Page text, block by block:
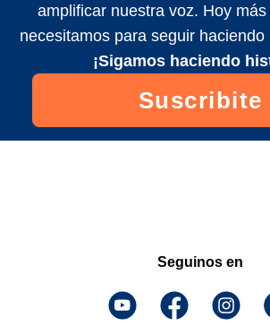
amplificar nuestra voz. Hoy
necesitamos para seguir haciendo
¡Sigamos haciendo
Suscribite
Seguinos en